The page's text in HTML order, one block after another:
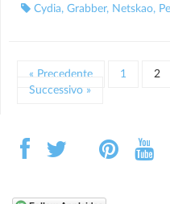
Cydia, Grabber, Netskao,
« Precedente 1 2
Successivo »